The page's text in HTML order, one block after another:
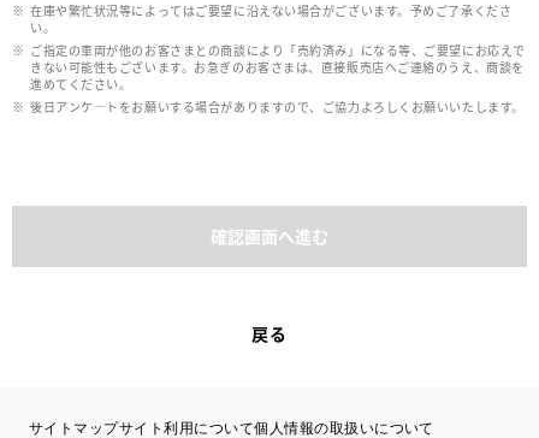
在庫や繁忙状況等によってはご要望に沿えない場合がございます。予めご了承くださ
い。
ご指定の車両が他のお客さまとの商談により「売約済み」になる等、ご要望にお応えで
きない可能性もございます。お急ぎのお客さまは、直接販売店へご連絡のうえ、商談を
進めてください。
後日アンケ―トをお願いする場合がありますので、ご協力よろしくお願いいたします。
確認画面へ進む
戻る
サイトマップサイト利用について個人情報の取扱いについて